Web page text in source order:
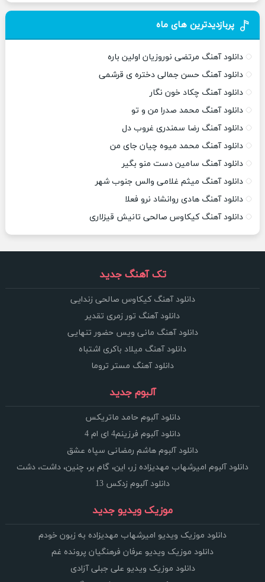
پربازدیدترین های ماه
دانلود آهنگ مرتضی نوروزیان اولین باره
دانلود آهنگ حسن جمالی دختره ی قرشمی
دانلود آهنگ چکاد خون نگار
دانلود آهنگ محمد صدرا من و تو
دانلود آهنگ رضا سمندری غروب دل
دانلود آهنگ محمد میوه چیان جای من
دانلود آهنگ سامین دست منو بگیر
دانلود آهنگ میثم غلامی والس جنوب شهر
دانلود آهنگ هادی روانشاد نرو فعلا
دانلود آهنگ کیکاوس صالحی تانیش قیزلاری
تک آهنگ جدید
دانلود آهنگ کیکاوس صالحی زندایی
دانلود آهنگ تور زمری تقدیر
دانلود آهنگ مانی ویس حضور تنهایی
دانلود آهنگ میلاد باکری اشتباه
دانلود آهنگ مستر تروما
آلبوم جدید
دانلود آلبوم حامد ماتریکس
دانلود آلبوم فرزینم4 ای ام 4
دانلود آلبوم هاشم رمضانی سپاه عشق
دانلود آلبوم امیرشهاب مهدیزاده زر، این، گام بر، چنین، داشت، دشت
دانلود آلبوم زدکس 13
موزیک ویدیو جدید
دانلود موزیک ویدیو امیرشهاب مهدیزاده به زبون خودم
دانلود موزیک ویدیو عرفان فرهنگیان پرونده غم
دانلود موزیک ویدیو علی جبلی آزادی